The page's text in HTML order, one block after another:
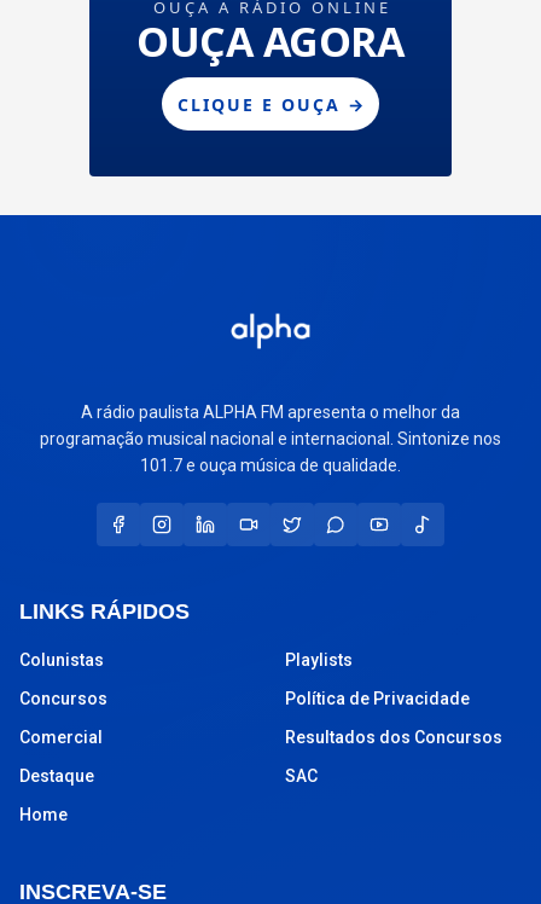
A rádio paulista ALPHA FM apresenta o melhor da
programação musical nacional e internacional. Sintonize nos
101.7 e ouça música de qualidade.
LINKS RÁPIDOS
Colunistas
Concursos
Comercial
Destaque
Home
Playlists
Política de Privacidade
Resultados dos Concursos
SAC
INSCREVA-SE